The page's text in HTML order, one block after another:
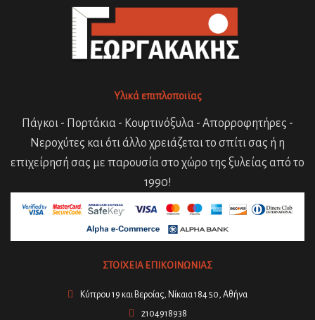
Υλικά επιπλοποιϊας
Πάγκοι - Πορτάκια - Κουρτινόξυλα - Απορροφητήρες -
Νεροχύτες και ότι άλλο χρειάζεται το σπίτι σας ή η
επιχείρησή σας με παρουσία στο χώρο της ξυλείας από το
1990!
ΣΤΟΙΧΕΙΑ ΕΠΙΚΟΙΝΩΝΙΑΣ
Κύπρου 19 και Βεροίας, Νίκαια 184 50, Αθήνα
2104918938